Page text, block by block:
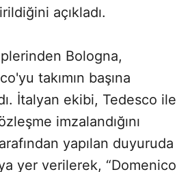
açıkladı.
Bologna,
takımın başına
İtalyan ekibi, Tedesco ile
imzalandığını
yapılan duyuruda
yer verilerek, “Domenico